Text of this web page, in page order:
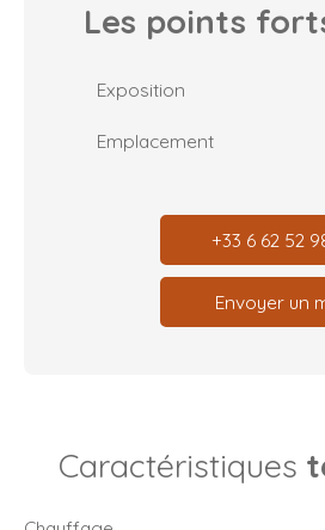
Les points
Exposition
Emplacement
+33 6 62 52
Envoyer un
Caractéristiques